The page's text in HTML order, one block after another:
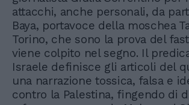
attacchi, anche personali, da
Baya, portavoce della moschea
Torino, che sono la prova del
viene colpito nel segno. Il
Israele definisce gli articoli del
una narrazione tossica, falsa e
contro la Palestina, fingendo di